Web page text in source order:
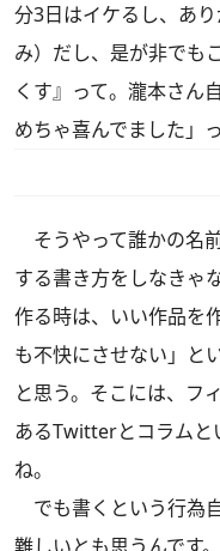
分3日はイケるし、あ
み）だし、是が非でも
くす』って。瀧本さん
めちゃ喜んでました」
そうやって誰かの名
する書き方をしなきゃ
作る時は、いい作品を
も不快にさせない」と
と思う。そこには、フ
あるTwitterとコラムと
ね。
でも書くという行為